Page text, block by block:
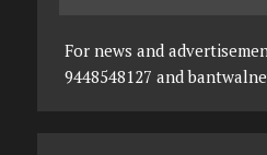
For news and
9448548127 and